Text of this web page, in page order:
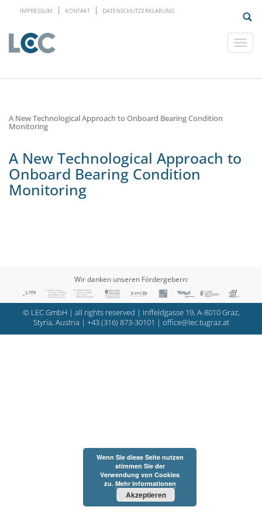
IMPRESSUM KONTAKT DATENSCHUTZERKLÄRUNG
A New Technological Approach to Onboard Bearing Condition
Monitoring
A New Technological Approach to
Onboard Bearing Condition
Monitoring
Wir danken unseren Fördergebern:
© LEC GmbH | all rights reserved | Inffeldgasse 19, A-8010 Graz,
Styria, Austria | +43 (316) 873-30101 | office@lec.tugraz.at
Wenn Sie diese Seite nutzen
stimmen Sie der
Verwendung von Cookies
zu. Mehr Informationen
Akzeptieren